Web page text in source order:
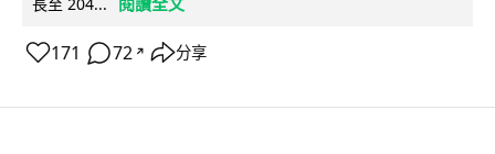
171 72 ↗ 分享